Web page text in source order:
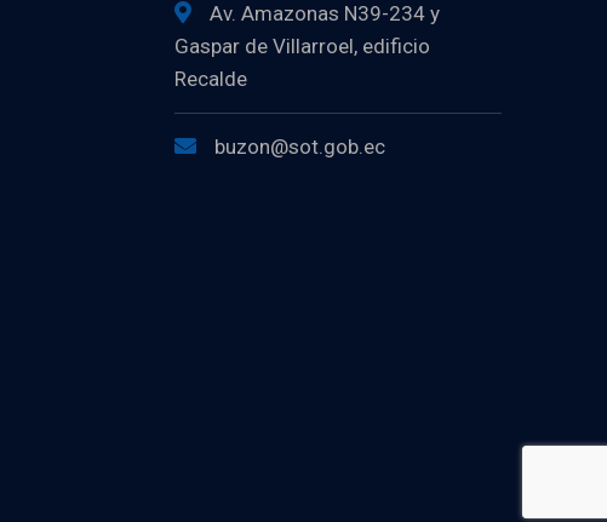
Av. Amazonas N39-234 y
Gaspar de Villarroel, edificio
Recalde
buzon@sot.gob.ec